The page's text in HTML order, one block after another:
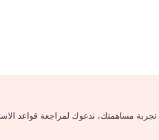
تجربة مساهمتك، ندعوك لمراجعة قواعد